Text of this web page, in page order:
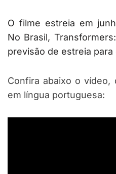
O filme estreia em
No Brasil,
previsão de estreia para
Confira abaixo o vídeo,
em língua portuguesa: